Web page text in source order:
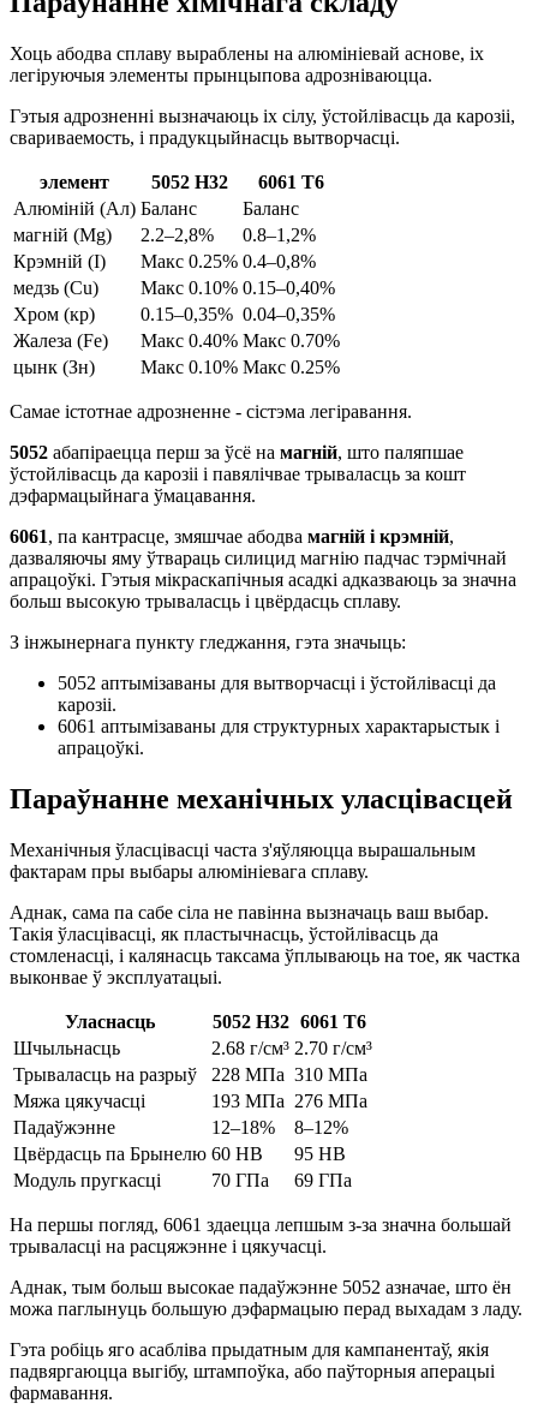
Хоць абодва сплаву выраблены на алюмініевай аснове, іх
легіруючыя элементы прынцыпова адрозніваюцца.
Гэтыя адрозненні вызначаюць іх сілу, ўстойлівасць да карозіі,
свариваемость, і прадукцыйнасць вытворчасці.
элемент 5052 H32
6061 Т6
Алюміній (Ал) Баланс
Баланс
магній (Mg)
2.2–2,8%
0.8–1,2%
Крэмній (І)
Макс 0.25% 0.4–0,8%
медзь (Cu)
Макс 0.10% 0.15–0,40%
Хром (кр)
0.15–0,35% 0.04–0,35%
Жалеза (Fe)
Макс 0.40% Макс 0.70%
цынк (Зн)
Макс 0.10% Макс 0.25%
Самае істотнае адрозненне - сістэма легіравання.
5052 абапіраецца перш за ўсё на магній, што паляпшае
ўстойлівасць да карозіі і павялічвае трываласць за кошт
дэфармацыйнага ўмацавання.
6061, па кантрасце, змяшчае абодва магній і крэмній,
дазваляючы яму ўтвараць силицид магнію падчас тэрмічнай
апрацоўкі. Гэтыя мікраскапічныя асадкі адказваюць за значна
больш высокую трываласць і цвёрдасць сплаву.
З інжынернага пункту гледжання, гэта значыць:
5052 аптымізаваны для вытворчасці і ўстойлівасці да
карозіі.
6061 аптымізаваны для структурных характарыстык і
апрацоўкі.
Параўнанне механічных уласцівасцей
Механічныя ўласцівасці часта з'яўляюцца вырашальным
фактарам пры выбары алюмініевага сплаву.
Аднак, сама па сабе сіла не павінна вызначаць ваш выбар.
Такія ўласцівасці, як пластычнасць, ўстойлівасць да
стомленасці, і калянасць таксама ўплываюць на тое, як частка
выконвае ў эксплуатацыі.
Уласнасць 5052 H32 6061 Т6
Шчыльнасць
2.68 г/см³ 2.70 г/см³
Трываласць на разрыў
228 МПа 310 МПа
Мяжа цякучасці
193 МПа 276 МПа
Падаўжэнне
12–18%
8–12%
Цвёрдасць па Брынелю 60 HB
95 HB
Модуль пругкасці
70 ГПа 69 ГПа
На першы погляд, 6061 здаецца лепшым з-за значна большай
трываласці на расцяжэнне і цякучасці.
Аднак, тым больш высокае падаўжэнне 5052 азначае, што ён
можа паглынуць большую дэфармацыю перад выхадам з ладу.
Гэта робіць яго асабліва прыдатным для кампанентаў, якія
падвяргаюцца выгібу, штампоўка, або паўторныя аперацыі
фармавання.